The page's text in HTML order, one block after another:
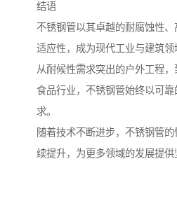
结语
不锈钢管以其卓越的耐腐蚀性
适应性，成为现代工业与建筑领
从耐候性需求突出的户外工程
食品行业，不锈钢管始终以可
求。
随着技术不断进步，不锈钢管
续提升，为更多领域的发展提供